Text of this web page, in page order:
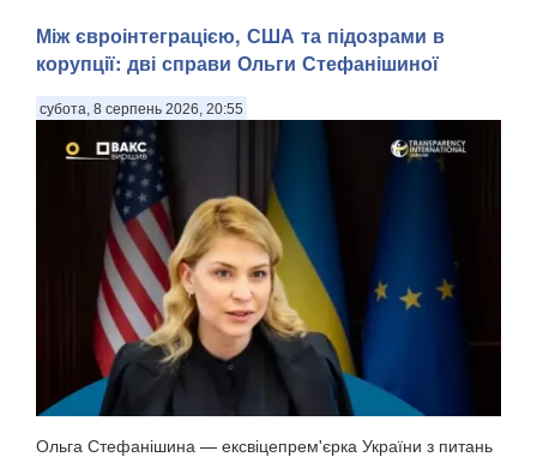
Між євроінтеграцією, США та підозрами в
корупції: дві справи Ольги Стефанішиної
субота, 8 серпень 2026, 20:55
Ольга Стефанішина — ексвіцепрем'єрка України з питань